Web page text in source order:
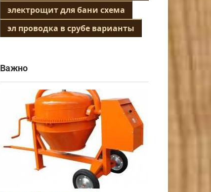
электрощит для бани схема
эл проводка в срубе варианты
Важно